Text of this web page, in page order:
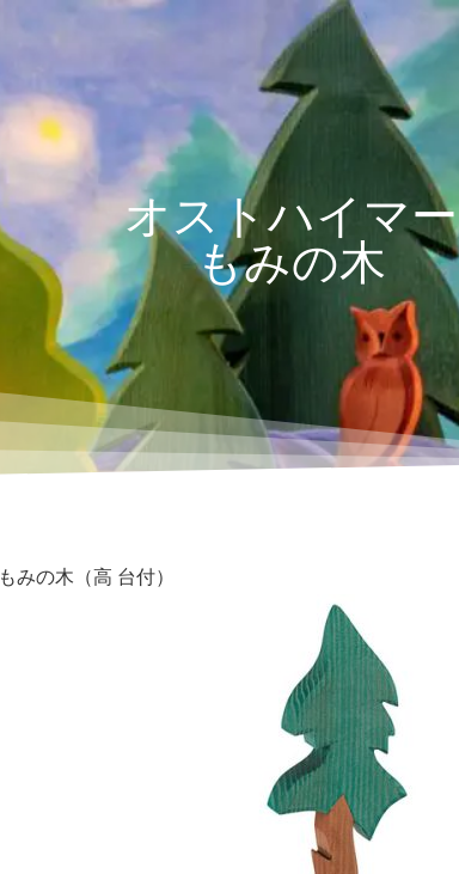
オストハイマー
もみの木
もみの木（高 台付）